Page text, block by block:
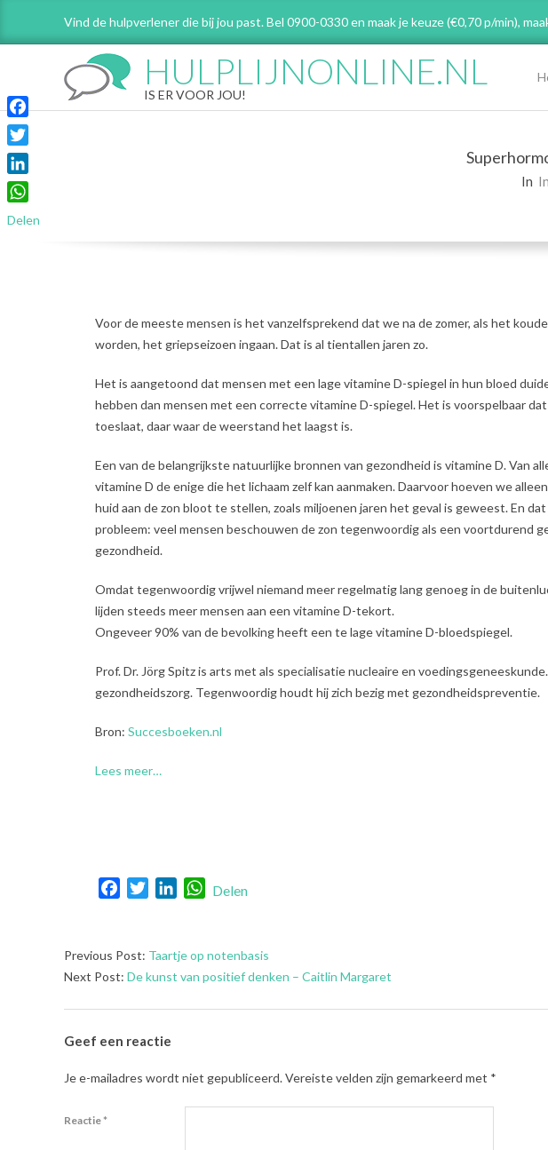
Vind de hulpverlener die bij jou past. Bel 0900-0330 en maak je keuze (€0,70 p/min),
HULPLIJNONLINE.NL
IS ER VOOR JOU!
Menu
In
Voor de meeste mensen is het vanzelfsprekend dat we na de zomer, als het
worden, het griepseizoen ingaan. Dat is al tientallen jaren zo.
Het is aangetoond dat mensen met een lage vitamine D-spiegel in hun bloed
hebben dan mensen met een correcte vitamine D-spiegel. Het is voorspelbaar
toeslaat, daar waar de weerstand het laagst is.
Een van de belangrijkste natuurlijke bronnen van gezondheid is vitamine D. Van
vitamine D de enige die het lichaam zelf kan aanmaken. Daarvoor hoeven we
huid aan de zon bloot te stellen, zoals miljoenen jaren het geval is geweest. En
probleem: veel mensen beschouwen de zon tegenwoordig als een voortdurend
gezondheid.
Omdat tegenwoordig vrijwel niemand meer regelmatig lang genoeg in de
lijden steeds meer mensen aan een vitamine D-tekort.
Ongeveer 90% van de bevolking heeft een te lage vitamine D-bloedspiegel.
Prof. Dr. Jörg Spitz is arts met als specialisatie nucleaire en
gezondheidszorg. Tegenwoordig houdt hij zich bezig met gezondheidspreventie.
Bron: Succesboeken.nl
Lees meer…
FacebookTwitterLinkedInWhatsApp
Delen
2021-
09-
Previous Post: Taartje op notenbasis
Next Post: De kunst van positief denken – Caitlin Margaret
Geef een reactie
Je e-mailadres wordt niet gepubliceerd.Vereiste velden zijn gemarkeerd met *
Reactie*
Facebook
Twitter
LinkedIn
WhatsApp
Delen